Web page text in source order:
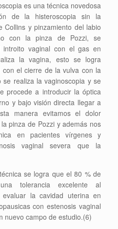
es una técnica novedosa
de la histeroscopia sin la
Collins y pinzamiento del labio
con la pinza de Pozzi, se
vaginal con el gas en
la vagina, esto se logra
el cierre de la vulva con la
realiza la vaginoscopia y se
procede a introducir la óptica
y bajo visión directa llegar a
manera evitamos el dolor
pinza de Pozzi y además nos
en pacientes vírgenes y
vaginal severa que la
se logra que el 80 % de
tolerancia excelente al
la cavidad uterina en
con estenosis vaginal
nuevo campo de estudio.(6)